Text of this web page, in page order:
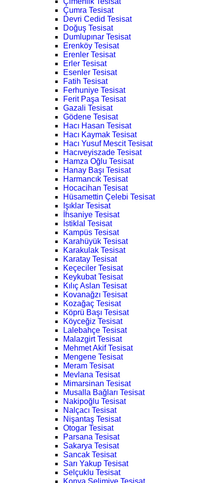
Çumra Tesisat
Devri Cedid Tesisat
Doğuş Tesisat
Dumlupınar Tesisat
Erenköy Tesisat
Erenler Tesisat
Erler Tesisat
Esenler Tesisat
Fatih Tesisat
Ferhuniye Tesisat
Ferit Paşa Tesisat
Gazali Tesisat
Gödene Tesisat
Hacı Hasan Tesisat
Hacı Kaymak Tesisat
Hacı Yusuf Mescit Tesisat
Hacıveyiszade Tesisat
Hamza Oğlu Tesisat
Hanay Başı Tesisat
Harmancık Tesisat
Hocacihan Tesisat
Hüsamettin Çelebi Tesisat
Işıklar Tesisat
İhsaniye Tesisat
İstiklal Tesisat
Kampüs Tesisat
Karahüyük Tesisat
Karakulak Tesisat
Karatay Tesisat
Keçeciler Tesisat
Keykubat Tesisat
Kılıç Aslan Tesisat
Kovanağzı Tesisat
Kozağaç Tesisat
Köprü Başı Tesisat
Köyceğiz Tesisat
Lalebahçe Tesisat
Malazgirt Tesisat
Mehmet Akif Tesisat
Mengene Tesisat
Meram Tesisat
Mevlana Tesisat
Mimarsinan Tesisat
Musalla Bağları Tesisat
Nakipoğlu Tesisat
Nalçacı Tesisat
Nişantaş Tesisat
Otogar Tesisat
Parsana Tesisat
Sakarya Tesisat
Sancak Tesisat
Sarı Yakup Tesisat
Selçuklu Tesisat